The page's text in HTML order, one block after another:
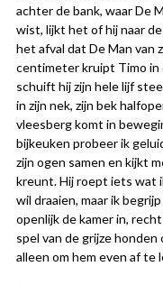
achter de bank, waar De
wist, lijkt het of hij naar
het afval dat De Man van
centimeter kruipt Timo in
schuift hij zijn hele lijf
in zijn nek, zijn bek
vleesberg komt in
bijkeuken probeer ik
zijn ogen samen en kijkt
kreunt. Hij roept iets wat
wil draaien, maar ik
openlijk de kamer in,
spel van de grijze
alleen om hem even af te